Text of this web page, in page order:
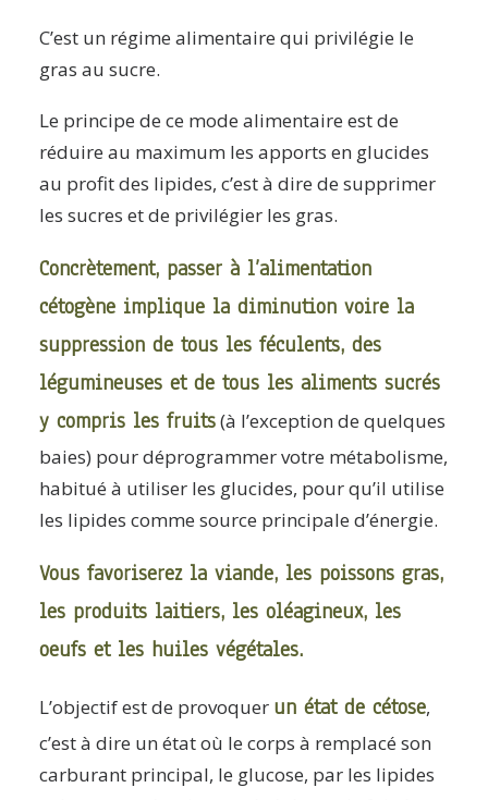
C’est un régime alimentaire qui privilégie le
gras au sucre.
Le principe de ce mode alimentaire est de
réduire au maximum les apports en glucides
au profit des lipides, c’est à dire de supprimer
les sucres et de privilégier les gras.
Concrètement, passer à l’alimentation
cétogène implique la diminution voire la
suppression de tous les féculents, des
légumineuses et de tous les aliments sucrés
y compris les fruits(à l’exception de quelques
baies) pour déprogrammer votre métabolisme,
habitué à utiliser les glucides, pour qu’il utilise
les lipides comme source principale d’énergie.
Vous favoriserez la viande, les poissons gras,
les produits laitiers, les oléagineux, les
oeufs et les huiles végétales.
L’objectif est de provoquer un état de cétose,
c’est à dire un état où le corps à remplacé son
carburant principal, le glucose, par les lipides